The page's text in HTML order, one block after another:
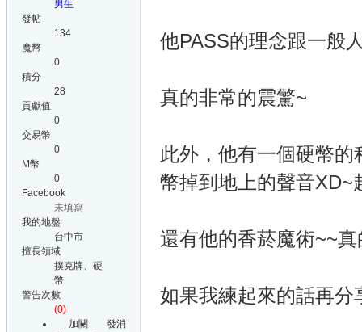
男生
發帖
134
魔幣
0
積分
28
貢獻值
0
交易幣
0
M幣
0
Facebook
未填寫
我的地盤
台中市
擅長領域
撲克牌、硬
幣
警告次數
(0)
加關
發消
他PASS的理念跟一般
真的非常的震驚~
此外，他有一個硬幣
幣掉到地上的聲音XD~
還有他的香菸魔術~~
如果我練起來的話再分